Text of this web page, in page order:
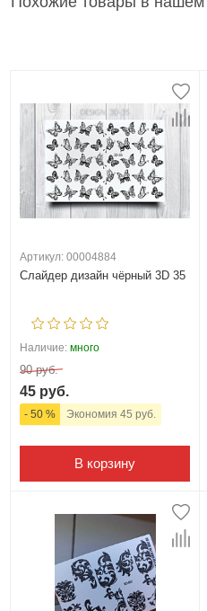
Артикул: 00004884
Слайдер дизайн чёрный 3D 35
Наличие: много
90 руб.
45 руб.
- 50 % Экономия 45 руб.
В корзину